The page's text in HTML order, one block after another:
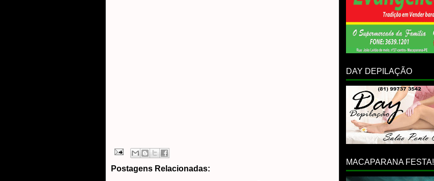
Postagens Relacionadas:
DAY DEPILAÇÃO
MACAPARANA FESTA!